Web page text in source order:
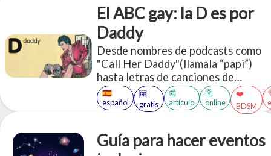
El ABC gay: la D es por
Daddy
Desde nombres de podcasts como
"Call Her Daddy"(llamala “papi”)
hasta letras de canciones de
Beyoncé, Nicki Minaj y Lana Del
Rey, el uso sexual de la palabra
"papi/daddy" se está apoderando de
comunicación, pero llamar "Daddy"
🇪🇸
español
🆓
gratis
📰
artículo
🛜
online
❤️
BDSM
Guía para hacer eventos